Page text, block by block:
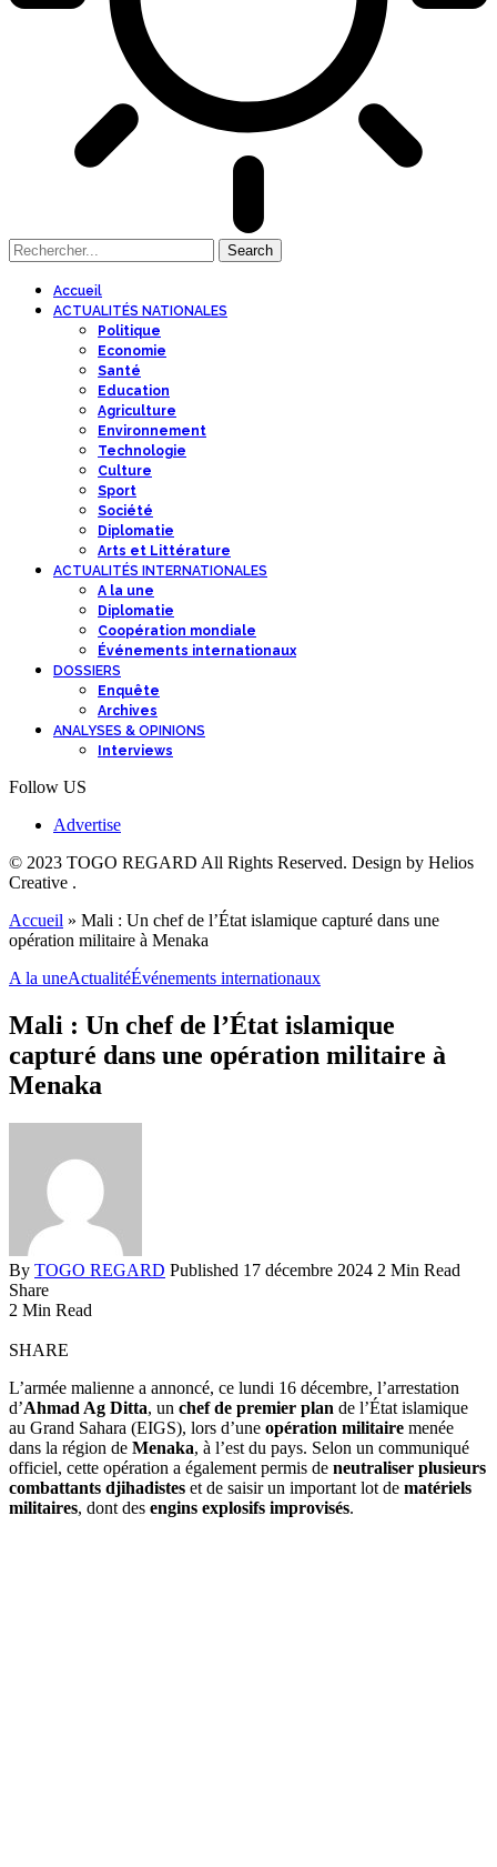
Accueil
ACTUALITÉS NATIONALES
Politique
Economie
Santé
Education
Agriculture
Environnement
Technologie
Culture
Sport
Société
Diplomatie
Arts et Littérature
ACTUALITÉS INTERNATIONALES
A la une
Diplomatie
Coopération mondiale
Événements internationaux
DOSSIERS
Enquête
Archives
ANALYSES & OPINIONS
Interviews
Follow US
Advertise
© 2023 TOGO REGARD All Rights Reserved. Design by Helios
Creative .
Accueil » Mali : Un chef de l’État islamique capturé dans une
opération militaire à Menaka
A la uneActualitéÉvénements internationaux
Mali : Un chef de l’État islamique
capturé dans une opération militaire à
Menaka
By TOGO REGARD Published 17 décembre 2024 2 Min Read
Share
2 Min Read
SHARE
L’armée malienne a annoncé, ce lundi 16 décembre, l’arrestation
d’Ahmad Ag Ditta, un chef de premier plan de l’État islamique
au Grand Sahara (EIGS), lors d’une opération militaire menée
dans la région de Menaka, à l’est du pays. Selon un communiqué
officiel, cette opération a également permis de neutraliser plusieurs
combattants djihadistes et de saisir un important lot de matériels
militaires, dont des engins explosifs improvisés.